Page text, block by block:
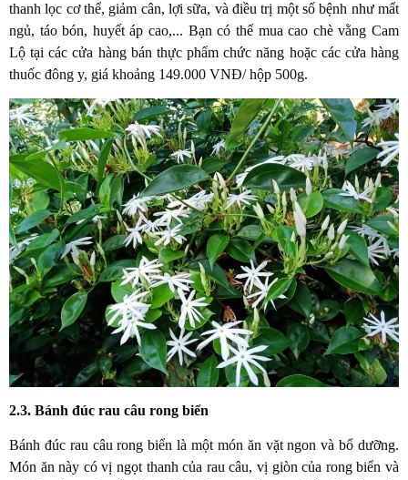
thanh lọc cơ thể, giảm cân, lợi sữa, và điều trị một số bệnh như mất
ngủ, táo bón, huyết áp cao,... Bạn có thể mua cao chè vằng Cam
Lộ tại các cửa hàng bán thực phẩm chức năng hoặc các cửa hàng
thuốc đông y, giá khoảng 149.000 VNĐ/ hộp 500g.
2.3. Bánh đúc rau câu rong biển
Bánh đúc rau câu rong biển là một món ăn vặt ngon và bổ dưỡng.
Món ăn này có vị ngọt thanh của rau câu, vị giòn của rong biển và